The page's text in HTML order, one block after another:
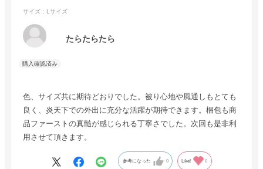
サイズ：Lサイズ
たらたらたら
色、サイズ共に期待どおりでした。被り心地や風通しもとても
良く、炎天下での外出に充分な活躍が期待できます。梱包も商
品ファーストの真髄が感じられる丁寧さでした。次回も是非利
用させて頂きます。
参考になった 0 Like! 0